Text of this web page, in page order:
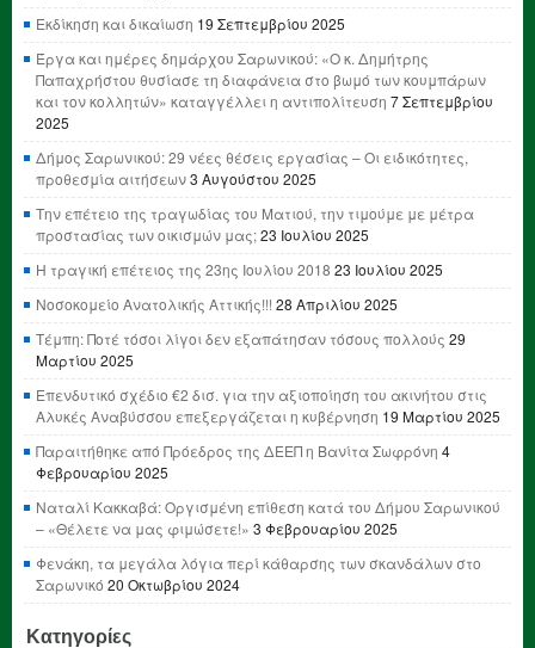
Εκδίκηση και δικαίωση 19 Σεπτεμβρίου 2025
Έργα και ημέρες δημάρχου Σαρωνικού: «Ο κ. Δημήτρης
Παπαχρήστου θυσίασε τη διαφάνεια στο βωμό των κουμπάρων
και τον κολλητών» καταγγέλλει η αντιπολίτευση 7 Σεπτεμβρίου
2025
Δήμος Σαρωνικού: 29 νέες θέσεις εργασίας – Οι ειδικότητες,
προθεσμία αιτήσεων3 Αυγούστου 2025
Την επέτειο της τραγωδίας του Ματιού, την τιμούμε με μέτρα
προστασίας των οικισμών μας;23 Ιουλίου 2025
Η τραγική επέτειος της 23ης Ιουλίου 2018 23 Ιουλίου 2025
Νοσοκομείο Ανατολικής Αττικής!!! 28 Απριλίου 2025
Τέμπη: Ποτέ τόσοι λίγοι δεν εξαπάτησαν τόσους πολλούς 29
Μαρτίου 2025
Επενδυτικό σχέδιο €2 δισ. για την αξιοποίηση του ακινήτου στις
Αλυκές Αναβύσσου επεξεργάζεται η κυβέρνηση 19 Μαρτίου 2025
Παραιτήθηκε από Πρόεδρος της ΔΕΕΠ η Βανίτα Σωφρόνη 4
Φεβρουαρίου 2025
Ναταλί Κακκαβά: Οργισμένη επίθεση κατά του Δήμου Σαρωνικού
– «Θέλετε να μας φιμώσετε!» 3 Φεβρουαρίου 2025
Φενάκη, τα μεγάλα λόγια περί κάθαρσης των σκανδάλων στο
Σαρωνικό 20 Οκτωβρίου 2024
Κατηγορίες